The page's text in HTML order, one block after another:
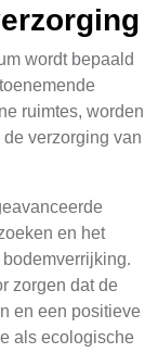
wordt bepaald
ruimtes, worden
verzorging van
en het
zorgen dat de
en een positieve
als ecologische